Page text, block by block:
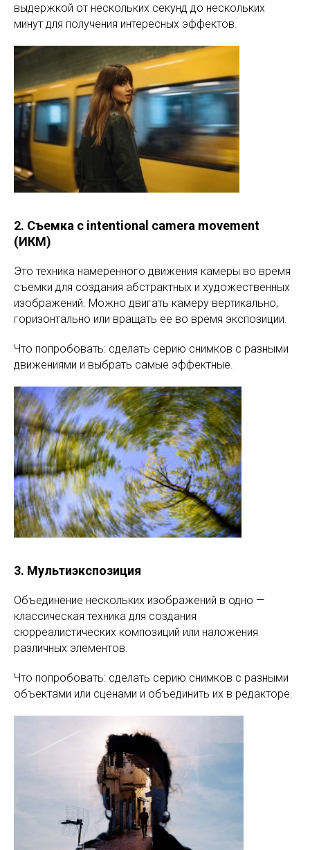
выдержкой от нескольких секунд до нескольких
минут для получения интересных эффектов.
2. Съемка с intentional camera movement
(ИКМ)
Это техника намеренного движения камеры во время
съемки для создания абстрактных и художественных
изображений. Можно двигать камеру вертикально,
горизонтально или вращать ее во время экспозиции.
Что попробовать: сделать серию снимков с разными
движениями и выбрать самые эффектные.
3. Мультиэкспозиция
Объединение нескольких изображений в одно —
классическая техника для создания
сюрреалистических композиций или наложения
различных элементов.
Что попробовать: сделать серию снимков с разными
объектами или сценами и объединить их в редакторе.